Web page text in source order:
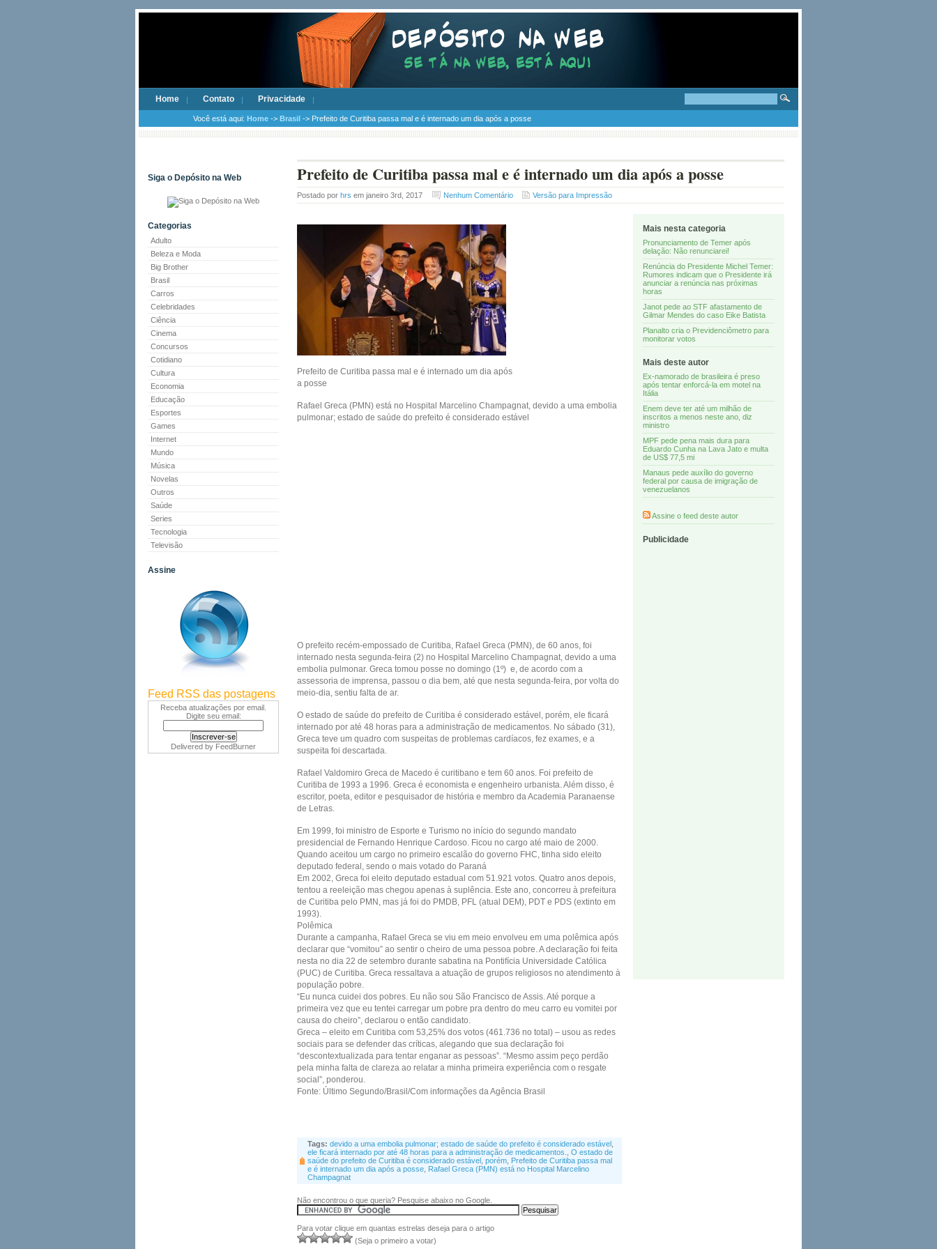
Home Contato Privacidade
Você está aqui: Home -> Brasil -> Prefeito de Curitiba passa mal e é internado um dia após a posse
Siga o Depósito na Web
Categorias
Adulto
Beleza e Moda
Big Brother
Brasil
Carros
Celebridades
Ciência
Cinema
Concursos
Cotidiano
Cultura
Economia
Educação
Esportes
Games
Internet
Mundo
Música
Novelas
Outros
Saúde
Series
Tecnologia
Televisão
Assine
Feed RSS das postagens
Receba atualizações por email.
Digite seu email:
Delivered by FeedBurner
Prefeito de Curitiba passa mal e é internado um dia após a posse
Postado por hrs em janeiro 3rd, 2017 Nenhum Comentário Versão para Impressão
Prefeito de Curitiba passa mal e é internado um dia após
a posse
Rafael Greca (PMN) está no Hospital Marcelino Champagnat, devido a uma embolia
pulmonar; estado de saúde do prefeito é considerado estável
O prefeito recém-empossado de Curitiba, Rafael Greca (PMN), de 60 anos, foi
internado nesta segunda-feira (2) no Hospital Marcelino Champagnat, devido a uma
embolia pulmonar. Greca tomou posse no domingo (1º) e, de acordo com a
assessoria de imprensa, passou o dia bem, até que nesta segunda-feira, por volta do
meio-dia, sentiu falta de ar.
O estado de saúde do prefeito de Curitiba é considerado estável, porém, ele ficará
internado por até 48 horas para a administração de medicamentos. No sábado (31),
Greca teve um quadro com suspeitas de problemas cardíacos, fez exames, e a
suspeita foi descartada.
Rafael Valdomiro Greca de Macedo é curitibano e tem 60 anos. Foi prefeito de
Curitiba de 1993 a 1996. Greca é economista e engenheiro urbanista. Além disso, é
escritor, poeta, editor e pesquisador de história e membro da Academia Paranaense
de Letras.
Em 1999, foi ministro de Esporte e Turismo no início do segundo mandato
presidencial de Fernando Henrique Cardoso. Ficou no cargo até maio de 2000.
Quando aceitou um cargo no primeiro escalão do governo FHC, tinha sido eleito
deputado federal, sendo o mais votado do Paraná
Em 2002, Greca foi eleito deputado estadual com 51.921 votos. Quatro anos depois,
tentou a reeleição mas chegou apenas à suplência. Este ano, concorreu à prefeitura
de Curitiba pelo PMN, mas já foi do PMDB, PFL (atual DEM), PDT e PDS (extinto em
1993).
Polêmica
Durante a campanha, Rafael Greca se viu em meio envolveu em uma polêmica após
declarar que “vomitou” ao sentir o cheiro de uma pessoa pobre. A declaração foi feita
nesta no dia 22 de setembro durante sabatina na Pontifícia Universidade Católica
(PUC) de Curitiba. Greca ressaltava a atuação de grupos religiosos no atendimento à
população pobre.
“Eu nunca cuidei dos pobres. Eu não sou São Francisco de Assis. Até porque a
primeira vez que eu tentei carregar um pobre pra dentro do meu carro eu vomitei por
causa do cheiro”, declarou o então candidato.
Greca – eleito em Curitiba com 53,25% dos votos (461.736 no total) – usou as redes
sociais para se defender das críticas, alegando que sua declaração foi
“descontextualizada para tentar enganar as pessoas”. “Mesmo assim peço perdão
pela minha falta de clareza ao relatar a minha primeira experiência com o resgate
social”, ponderou.
Fonte: Último Segundo/Brasil/Com informações da Agência Brasil
Mais nesta categoria
Pronunciamento de Temer após
delação: Não renunciarei!
Renúncia do Presidente Michel Temer:
Rumores indicam que o Presidente irá
anunciar a renúncia nas próximas
horas
Janot pede ao STF afastamento de
Gilmar Mendes do caso Eike Batista
Planalto cria o Previdenciômetro para
monitorar votos
Mais deste autor
Ex-namorado de brasileira é preso
após tentar enforcá-la em motel na
Itália
Enem deve ter até um milhão de
inscritos a menos neste ano, diz
ministro
MPF pede pena mais dura para
Eduardo Cunha na Lava Jato e multa
de US$ 77,5 mi
Manaus pede auxílio do governo
federal por causa de imigração de
venezuelanos
Assine o feed deste autor
Publicidade
Tags: devido a uma embolia pulmonar; estado de saúde do prefeito é considerado estável
ele ficará internado por até 48 horas para a administração de medicamentos.
O estado de
saúde do prefeito de Curitiba é considerado estável
porém
Prefeito de Curitiba passa mal
e é internado um dia após a posse
Rafael Greca (PMN) está no Hospital Marcelino
Champagnat
Não encontrou o que queria? Pesquise abaixo no Google.
Para votar clique em quantas estrelas deseja para o artigo
(Seja o primeiro a votar)